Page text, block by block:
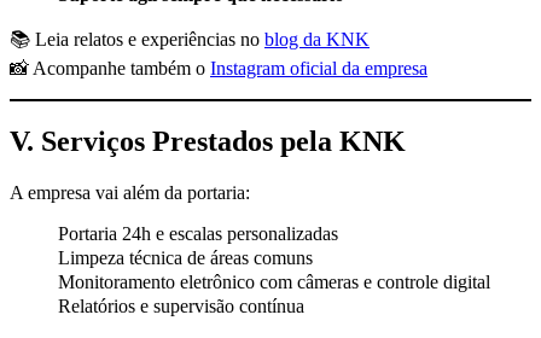
📚 Leia relatos e experiências no blog da KNK
📸 Acompanhe também o Instagram oficial da empresa
V. Serviços Prestados pela KNK
A empresa vai além da portaria:
Portaria 24h e escalas personalizadas
Limpeza técnica de áreas comuns
Monitoramento eletrônico com câmeras e controle digital
Relatórios e supervisão contínua